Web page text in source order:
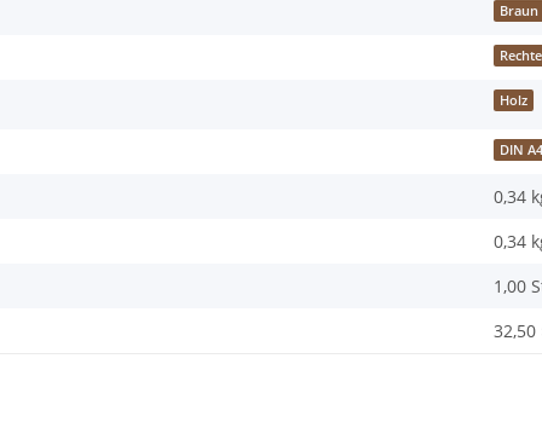
Braun
Holz
DIN A4
0,34
0,34
1,00
32,50